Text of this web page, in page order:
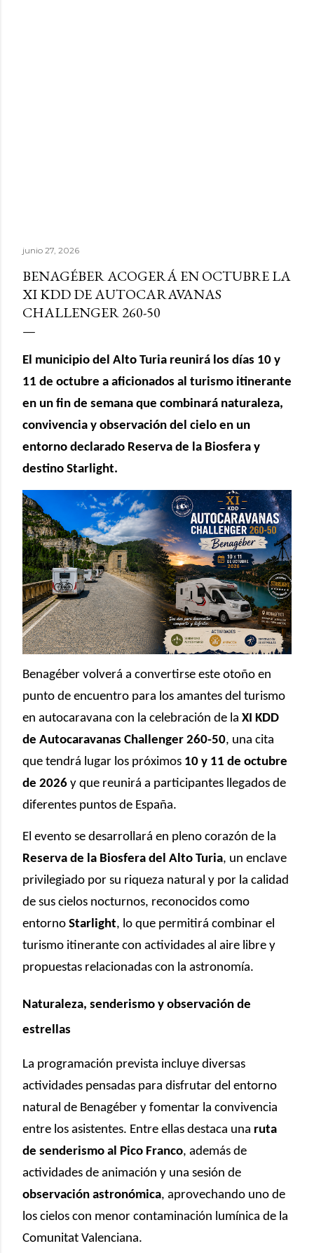
junio 27, 2026
BENAGÉBER ACOGERÁ EN OCTUBRE LA
XI KDD DE AUTOCARAVANAS
CHALLENGER 260-50
El municipio del Alto Turia reunirá los días 10 y
11 de octubre a aficionados al turismo itinerante
en un fin de semana que combinará naturaleza,
convivencia y observación del cielo en un
entorno declarado Reserva de la Biosfera y
destino Starlight.
Benagéber volverá a convertirse este otoño en
punto de encuentro para los amantes del turismo
en autocaravana con la celebración de la XI KDD
de Autocaravanas Challenger 260-50, una cita
que tendrá lugar los próximos 10 y 11 de octubre
de 2026 y que reunirá a participantes llegados de
diferentes puntos de España.
El evento se desarrollará en pleno corazón de la
Reserva de la Biosfera del Alto Turia, un enclave
privilegiado por su riqueza natural y por la calidad
de sus cielos nocturnos, reconocidos como
entorno Starlight, lo que permitirá combinar el
turismo itinerante con actividades al aire libre y
propuestas relacionadas con la astronomía.
Naturaleza, senderismo y observación de
estrellas
La programación prevista incluye diversas
actividades pensadas para disfrutar del entorno
natural de Benagéber y fomentar la convivencia
entre los asistentes. Entre ellas destaca una ruta
de senderismo al Pico Franco, además de
actividades de animación y una sesión de
observación astronómica, aprovechando uno de
los cielos con menor contaminación lumínica de la
Comunitat Valenciana.